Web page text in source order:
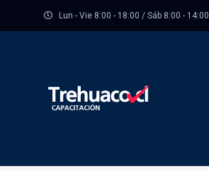
Lun - Vie 8:00 - 18:00 / Sáb 8:00 - 14:00